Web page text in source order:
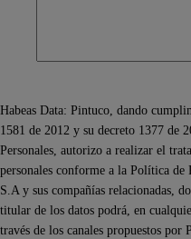
Habeas Data: Pintuco, dando
1581 de 2012 y su decreto 1377 de
Personales, autorizo a realizar el
personales conforme a la Política de
S.A y sus compañías relacionadas,
titular de los datos podrá, en
través de los canales propuestos